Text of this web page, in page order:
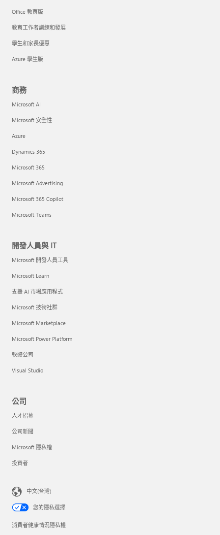
Office 教育版
教育工作者訓練和發展
學生和家長優惠
Azure 學生版
商務
Microsoft AI
Microsoft 安全性
Azure
Dynamics 365
Microsoft 365
Microsoft Advertising
Microsoft 365 Copilot
Microsoft Teams
開發人員與 IT
Microsoft 開發人員工具
Microsoft Learn
支援 AI 市場應用程式
Microsoft 技術社群
Microsoft Marketplace
Microsoft Power Platform
軟體公司
Visual Studio
公司
人才招募
公司新聞
Microsoft 隱私權
投資者
中文(台灣)
您的隱私選擇
消費者健康情況隱私權